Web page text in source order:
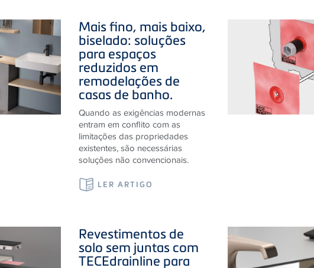
biselado: soluções
para espaços
reduzidos em
remodelações de
casas de banho.
Quando as exigências modernas
entram em conflito com as
limitações das propriedades
existentes, são necessárias
soluções não convencionais.
LER ARTIGO
solo sem juntas com
TECEdrainline para
solos líquidos